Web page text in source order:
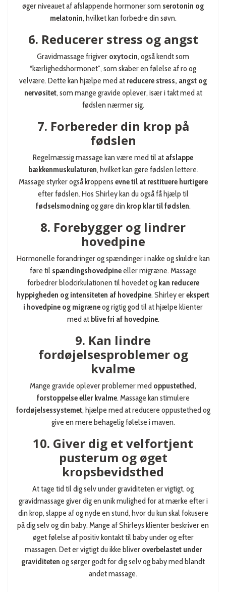
øger niveauet af afslappende hormoner som serotonin og
melatonin, hvilket kan forbedre din søvn.
6. Reducerer stress og angst
Gravidmassage frigiver oxytocin, også kendt som
“kærlighedshormonet”, som skaber en følelse af ro og
velvære. Dette kan hjælpe med at reducere stress, angst og
nervøsitet, som mange gravide oplever, især i takt med at
fødslen nærmer sig.
7. Forbereder din krop på
fødslen
Regelmæssig massage kan være med til at afslappe
bækkenmuskulaturen, hvilket kan gøre fødslen lettere.
Massage styrker også kroppens evne til at restituere hurtigere
efter fødslen. Hos Shirley kan du også få hjælp til
fødselsmodningog gøre din krop klar til fødslen.
8. Forebygger og lindrer
hovedpine
Hormonelle forandringer og spændinger i nakke og skuldre kan
føre til spændingshovedpineeller migræne. Massage
forbedrer blodcirkulationen til hovedet og kan reducere
hyppigheden og intensiteten af hovedpine. Shirley erekspert
i hovedpine og migræneog rigtig god til at hjælpe klienter
med at blive fri af hovedpine.
9. Kan lindre
fordøjelsesproblemer og
kvalme
Mange gravide oplever problemer med oppustethed,
forstoppelse eller kvalme. Massage kan stimulere
fordøjelsessystemet, hjælpe med at reducere oppustethed og
give en mere behagelig følelse i maven.
10. Giver dig et velfortjent
pusterum og øget
kropsbevidsthed
At tage tid til dig selv under graviditeten er vigtigt, og
gravidmassage giver dig en unik mulighed for at mærke efter i
din krop, slappe af og nyde en stund, hvor du kun skal fokusere
på dig selv og din baby. Mange af Shirleys klienter beskriver en
øget følelse af positiv kontakt til baby under og efter
massagen. Det er vigtigt du ikke bliver overbelastet under
graviditeten og sørger godt for dig selv og baby med blandt
andet massage.